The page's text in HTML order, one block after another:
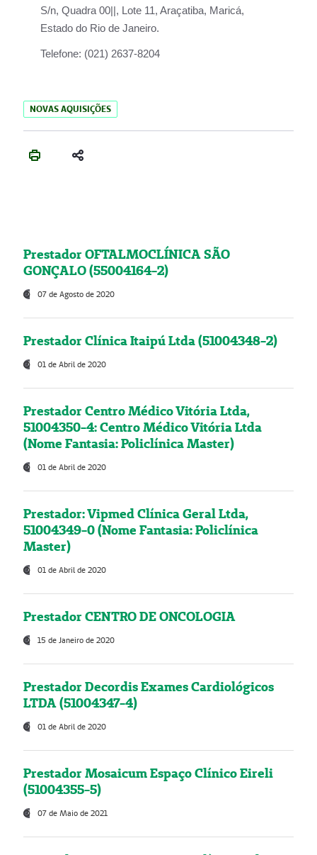
S/n, Quadra 00||, Lote 11, Araçatiba, Maricá,
Estado do Rio de Janeiro.
Telefone: (021) 2637-8204
NOVAS AQUISIÇÕES
Prestador OFTALMOCLÍNICA SÃO
GONÇALO (55004164-2)
07 de Agosto de 2020
Prestador Clínica Itaipú Ltda (51004348-2)
01 de Abril de 2020
Prestador Centro Médico Vitória Ltda,
51004350-4: Centro Médico Vitória Ltda
(Nome Fantasia: Policlínica Master)
01 de Abril de 2020
Prestador: Vipmed Clínica Geral Ltda,
51004349-0 (Nome Fantasia: Policlínica
Master)
01 de Abril de 2020
Prestador CENTRO DE ONCOLOGIA
15 de Janeiro de 2020
Prestador Decordis Exames Cardiológicos
LTDA (51004347-4)
01 de Abril de 2020
Prestador Mosaicum Espaço Clínico Eireli
(51004355-5)
07 de Maio de 2021